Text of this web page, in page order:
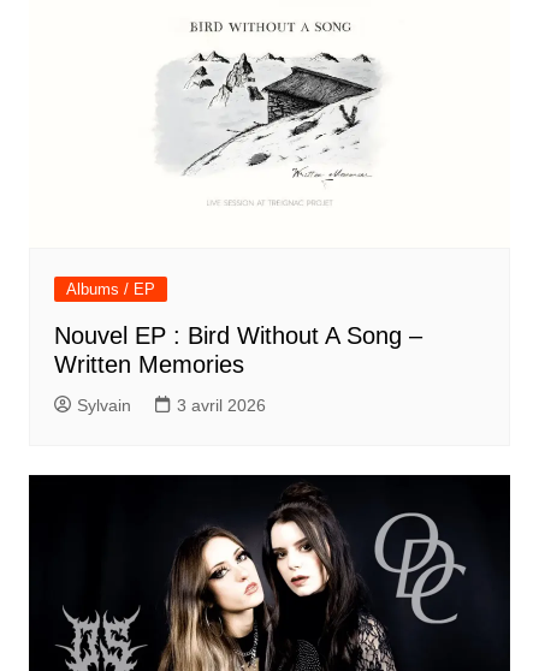
Albums / EP
Nouvel EP : Bird Without A Song –
Written Memories
Sylvain 3 avril 2026